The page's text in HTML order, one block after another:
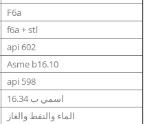
F6a
f6a + stl
api 602
Asme b16.10
api 598
اسمي ب 16.34
الماء والنفط والغاز